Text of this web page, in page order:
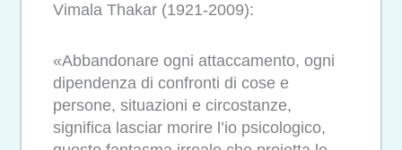
Vimala Thakar (1921-2009):
«Abbandonare ogni attaccamento, ogni
dipendenza di confronti di cose e
persone, situazioni e circostanze,
significa lasciar morire l’io psicologico,